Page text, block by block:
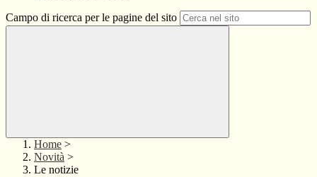
Campo di ricerca per le pagine del sito
Home >
Novità >
Le notizie